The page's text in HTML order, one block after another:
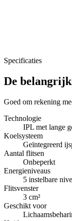
Specificaties
De
Goed om rekening
Technologie
IPL met lange
Koelsysteem
Geïntegreerd
Aantal flitsen
Onbeperkt
Energieniveaus
5 instelbare
Flitsvenster
3 cm²
Geschikt voor